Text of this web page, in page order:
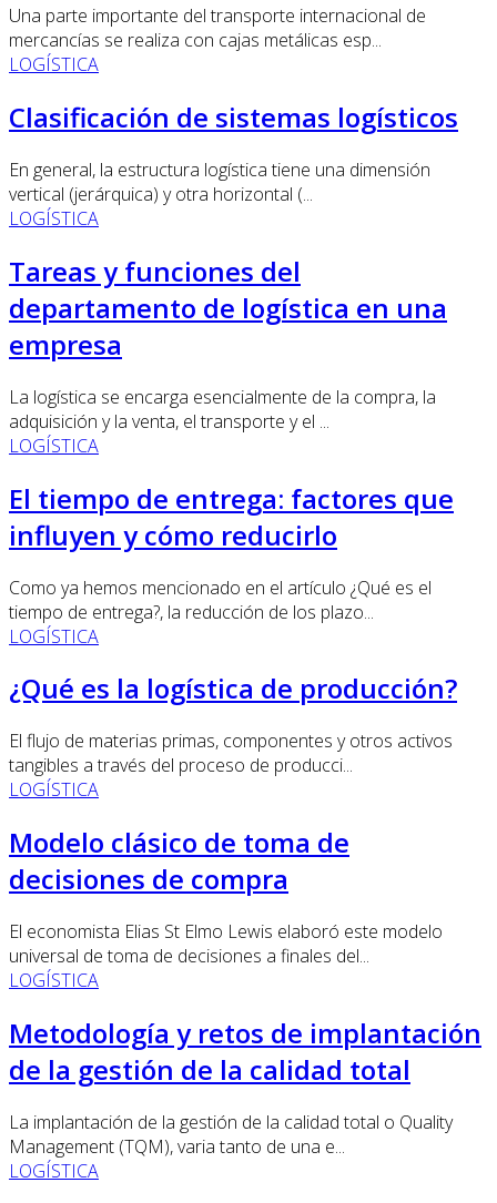
Una parte importante del transporte internacional de
mercancías se realiza con cajas metálicas esp...
LOGÍSTICA
Clasificación de sistemas logísticos
En general, la estructura logística tiene una dimensión
vertical (jerárquica) y otra horizontal (...
LOGÍSTICA
Tareas y funciones del
departamento de logística en una
empresa
La logística se encarga esencialmente de la compra, la
adquisición y la venta, el transporte y el ...
LOGÍSTICA
El tiempo de entrega: factores que
influyen y cómo reducirlo
Como ya hemos mencionado en el artículo ¿Qué es el
tiempo de entrega?, la reducción de los plazo...
LOGÍSTICA
¿Qué es la logística de producción?
El flujo de materias primas, componentes y otros activos
tangibles a través del proceso de producci...
LOGÍSTICA
Modelo clásico de toma de
decisiones de compra
El economista Elias St Elmo Lewis elaboró este modelo
universal de toma de decisiones a finales del...
LOGÍSTICA
Metodología y retos de implantación
de la gestión de la calidad total
La implantación de la gestión de la calidad total o Quality
Management (TQM), varia tanto de una e...
LOGÍSTICA